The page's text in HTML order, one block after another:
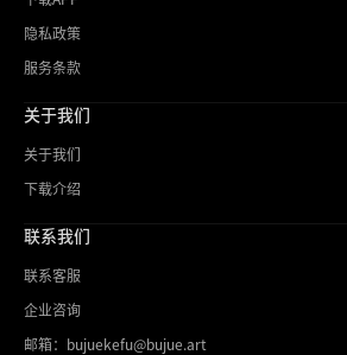
隐私政策
服务条款
关于我们
关于我们
下载介绍
联系我们
联系客服
企业咨询
邮箱：bujuekefu@bujue.art